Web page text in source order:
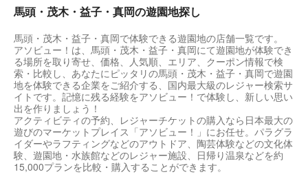
馬頭・茂木・益子・真岡の遊園地探し
馬頭・茂木・益子・真岡で体験できる遊園地の店舗一覧です。
アソビュー！は、馬頭・茂木・益子・真岡にて遊園地が体験でき
る場所を取り寄せ、価格、人気順、エリア、クーポン情報で検
索・比較し、あなたにピッタリの馬頭・茂木・益子・真岡で遊園
地を体験できる企業をご紹介する、国内最大級のレジャー検索サ
イトです。記憶に残る経験をアソビュー！で体験し、新しい思い
出を作りましょう！
アクティビティの予約、レジャーチケットの購入なら日本最大の
遊びのマーケットプレイス「アソビュー！」にお任せ。パラグラ
イダーやラフティングなどのアウトドア、陶芸体験などの文化体
験、遊園地・水族館などのレジャー施設、日帰り温泉などを約
15,000プランを比較・購入することができます。